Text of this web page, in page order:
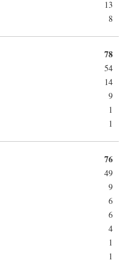
13
8
78
54
14
9
1
1
76
49
9
6
6
4
1
1